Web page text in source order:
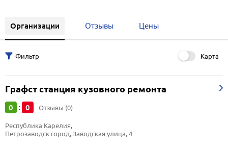
Организации Отзывы Цены
Карта
Графст станция кузовного ремонта
0 : 0 Отзывы (0)
Республика Карелия,
Петрозаводск город, Заводская улица, 4